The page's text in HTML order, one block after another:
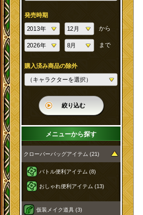
発売時期
から
まで
購入済み商品の除外
絞り込む
メニューから探す
クローバーバッグアイテム (21)
バトル便利アイテム (8)
おしゃれ便利アイテム (13)
仮装メイク道具 (3)